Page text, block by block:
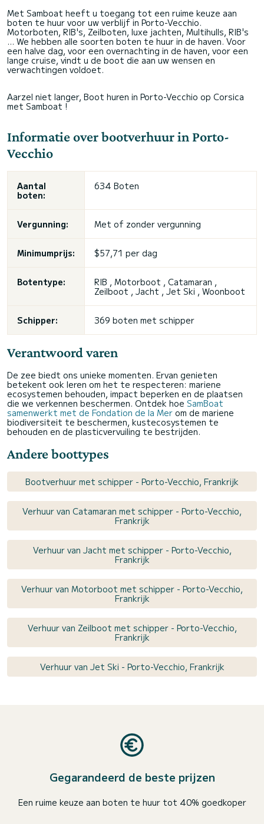
Met Samboat heeft u toegang tot een ruime keuze aan
boten te huur voor uw verblijf in Porto-Vecchio.
Motorboten, RIB's, Zeilboten, luxe jachten, Multihulls, RIB's
... We hebben alle soorten boten te huur in de haven. Voor
een halve dag, voor een overnachting in de haven, voor een
lange cruise, vindt u de boot die aan uw wensen en
verwachtingen voldoet.
Aarzel niet langer, Boot huren in Porto-Vecchio op Corsica
met Samboat !
Informatie over bootverhuur in Porto-
Vecchio
Aantal
boten:
634 Boten
Vergunning: Met of zonder vergunning
Minimumprijs: $57,71 per dag
Botentype:
RIB , Motorboot , Catamaran ,
Zeilboot , Jacht , Jet Ski , Woonboot
Schipper: 369 boten met schipper
Verantwoord varen
De zee biedt ons unieke momenten. Ervan genieten
betekent ook leren om het te respecteren: mariene
ecosystemen behouden, impact beperken en de plaatsen
die we verkennen beschermen. Ontdek hoe SamBoat
samenwerkt met de Fondation de la Mer om de mariene
biodiversiteit te beschermen, kustecosystemen te
behouden en de plasticvervuiling te bestrijden.
Andere boottypes
Bootverhuur met schipper - Porto-Vecchio, Frankrijk
Verhuur van Catamaran met schipper - Porto-Vecchio,
Frankrijk
Verhuur van Jacht met schipper - Porto-Vecchio,
Frankrijk
Verhuur van Motorboot met schipper - Porto-Vecchio,
Frankrijk
Verhuur van Zeilboot met schipper - Porto-Vecchio,
Frankrijk
Verhuur van Jet Ski - Porto-Vecchio, Frankrijk
Gegarandeerd de beste prijzen
Een ruime keuze aan boten te huur tot 40% goedkoper